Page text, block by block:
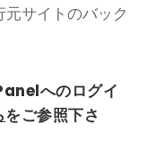
サイトのバック
へのログイ
をご参照下さ